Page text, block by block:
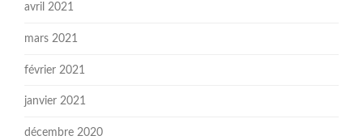
avril 2021
mars 2021
février 2021
janvier 2021
décembre 2020